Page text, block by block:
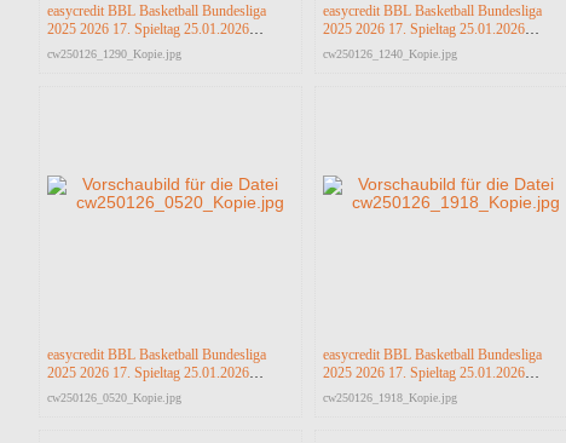
easycredit BBL Basketball Bundesliga
2025 2026 17. Spieltag 25.01.2026
Science City Jena vs RASTA Vechta
cw250126_1290_Kopie.jpg
easycredit BBL Basketball Bundesliga
2025 2026 17. Spieltag 25.01.2026
Science City Jena vs RASTA Vechta
cw250126_1240_Kopie.jpg
easycredit BBL Basketball Bundesliga
2025 2026 17. Spieltag 25.01.2026
Science City Jena vs RASTA Vechta
cw250126_0520_Kopie.jpg
easycredit BBL Basketball Bundesliga
2025 2026 17. Spieltag 25.01.2026
Science City Jena vs RASTA Vechta
cw250126_1918_Kopie.jpg